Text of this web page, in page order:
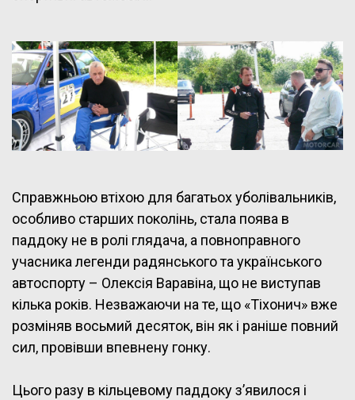
Справжньою втіхою для багатьох уболівальників,
особливо старших поколінь, стала поява в
паддоку не в ролі глядача, а повноправного
учасника легенди радянського та українського
автоспорту – Олексія Варавіна, що не виступав
кілька років. Незважаючи на те, що «Тіхонич» вже
розміняв восьмий десяток, він як і раніше повний
сил, провівши впевнену гонку.
Цього разу в кільцевому паддоку з’явилося і